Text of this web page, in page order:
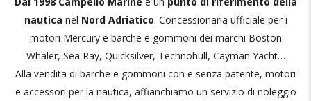
nautica nel Nord Adriatico. Concessionaria ufficiale per i
motori Mercury e barche e gommoni dei marchi Boston
Whaler, Sea Ray, Quicksilver, Technohull, Cayman Yacht…
Alla vendita di barche e gommoni con e senza patente, motori
e accessori per la nautica, affianchiamo un servizio di noleggio